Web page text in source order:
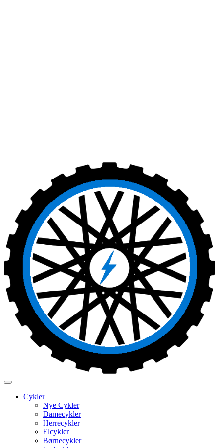
Cykler
Nye Cykler
Damecykler
Herrecykler
Elcykler
Børnecykler